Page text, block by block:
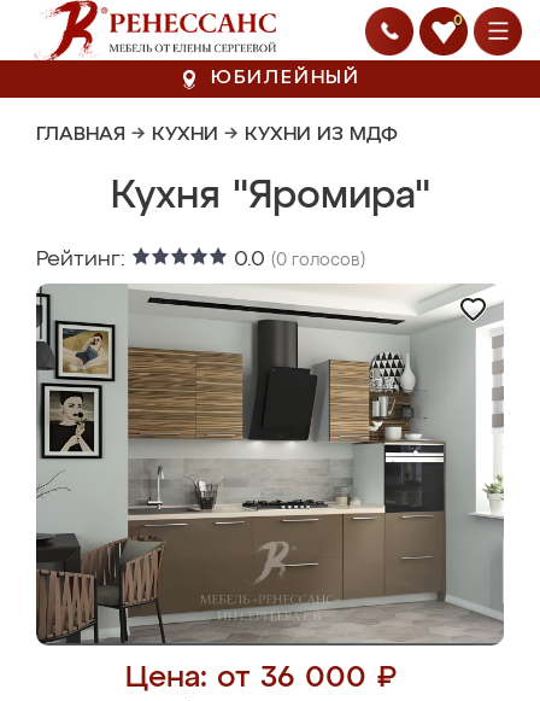
0
ЮБИЛЕЙНЫЙ
ГЛАВНАЯ → КУХНИ → КУХНИ ИЗ МДФ
Кухня "Яромира"
Рейтинг: 0.0 (0 голосов)
Цена: от 36 000 ₽